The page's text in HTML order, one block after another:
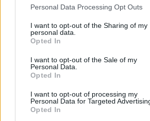
Please note that this website/app uses
not limited to your visit or usage
grant or deny consent to Google and its
use your data for below specified
consent section.
Personal Data Processing Opt Outs
I want to opt-out of the Sharing of my
personal data.
Opted In
I want to opt-out of the Sale of my
Personal Data.
Opted In
I want to opt-out of processing my
Personal Data for Targeted
Opted In
Rioja finaliza con celebración
gastronómica